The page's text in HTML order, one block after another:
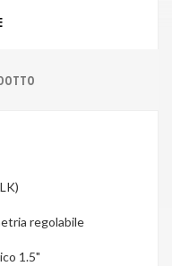
regolabile
1.5"